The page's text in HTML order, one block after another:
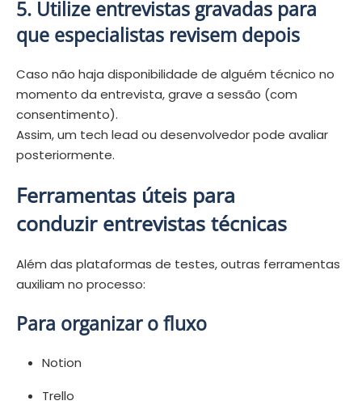
5. Utilize entrevistas gravadas para
que especialistas revisem depois
Caso não haja disponibilidade de alguém técnico no
momento da entrevista, grave a sessão (com
consentimento).
Assim, um tech lead ou desenvolvedor pode avaliar
posteriormente.
Ferramentas úteis para
conduzir entrevistas técnicas
Além das plataformas de testes, outras ferramentas
auxiliam no processo:
Para organizar o fluxo
Notion
Trello